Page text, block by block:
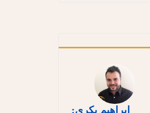
إبراهيم بكري: